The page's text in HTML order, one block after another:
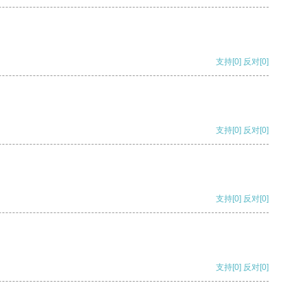
支持[0] 反对[0]
支持[0] 反对[0]
支持[0] 反对[0]
支持[0] 反对[0]